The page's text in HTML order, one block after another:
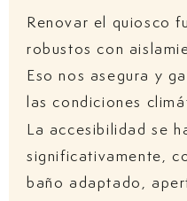
Renovar el quiosco
robustos con
Eso nos asegura y
las condiciones
La accesibilidad se
significativamente,
baño adaptado,